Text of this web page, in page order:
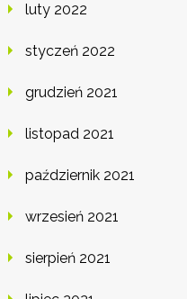
luty 2022
styczeń 2022
grudzień 2021
listopad 2021
październik 2021
wrzesień 2021
sierpień 2021